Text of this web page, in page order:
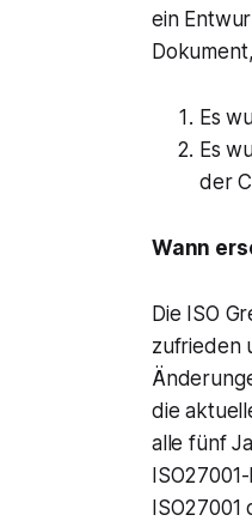
ein
Es
Es
der
Wann
Die ISO
zufrieden
die
alle fünf